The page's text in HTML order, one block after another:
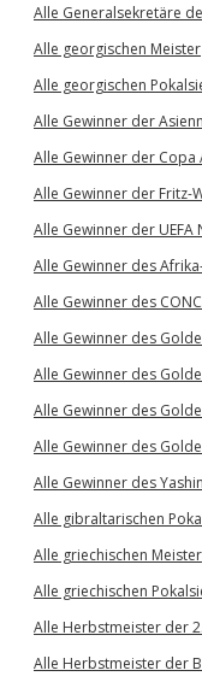
Alle Generalsekretäre
Alle georgischen Meister
Alle georgischen
Alle Gewinner der
Alle Gewinner der Copa
Alle Gewinner der Fritz-
Alle Gewinner der UEFA
Alle Gewinner des
Alle Gewinner des
Alle Gewinner des
Alle Gewinner des
Alle Gewinner des
Alle Gewinner des
Alle Gewinner des
Alle gibraltarischen
Alle griechischen Meister
Alle griechischen
Alle Herbstmeister der
Alle Herbstmeister der